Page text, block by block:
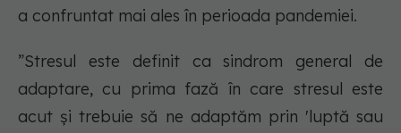
a confruntat mai ales în perioada pandemiei.
”Stresul este definit ca sindrom general de
adaptare, cu prima fază în care stresul este
acut și trebuie să ne adaptăm prin 'luptă sau